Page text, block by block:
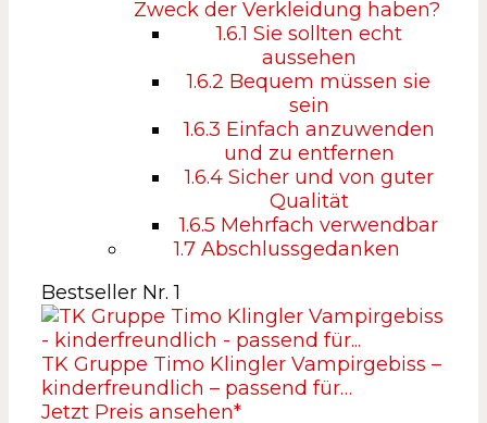
Zweck der Verkleidung haben?
1.6.1 Sie sollten echt
aussehen
1.6.2 Bequem müssen sie
sein
1.6.3 Einfach anzuwenden
und zu entfernen
1.6.4Sicher und von guter
Qualität
1.6.5 Mehrfach verwendbar
1.7 Abschlussgedanken
Bestseller Nr. 1
TK Gruppe Timo Klingler Vampirgebiss –
kinderfreundlich – passend für…
Jetzt Preis ansehen*